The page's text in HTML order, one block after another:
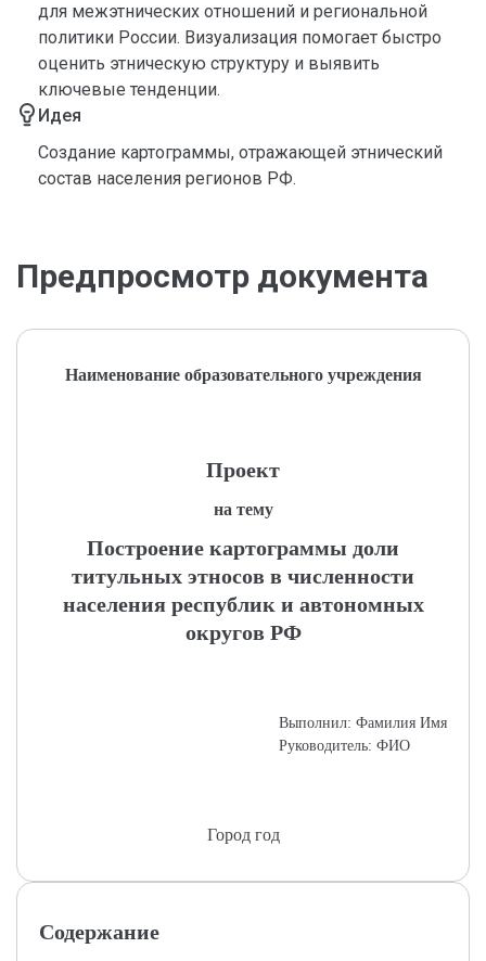
для межэтнических отношений и региональной
политики России. Визуализация помогает быстро
оценить этническую структуру и выявить
ключевые тенденции.
Идея
Создание картограммы, отражающей этнический
состав населения регионов РФ.
Предпросмотр документа
Наименование образовательного учреждения
Проект
на тему
Построение картограммы доли
титульных этносов в численности
населения республик и автономных
округов РФ
Выполнил: Фамилия Имя
Руководитель: ФИО
Город год
Содержание